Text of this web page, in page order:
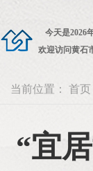
今天是2026
欢迎访问黄石
当前位置： 首页
“宜